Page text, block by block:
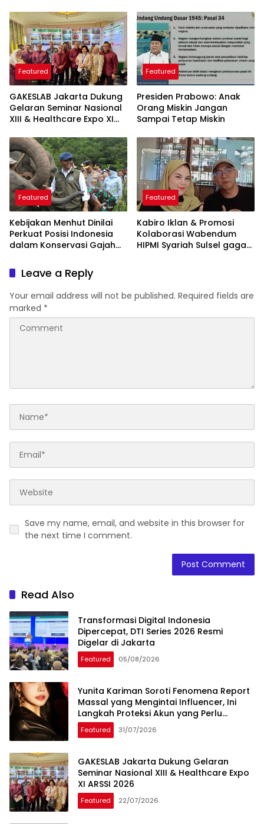
yang Perlu Diketahui
Featured
GAKESLAB Jakarta Dukung
Gelaran Seminar Nasional
XIII & Healthcare Expo XI
Featured
Presiden Prabowo: Anak
Orang Miskin Jangan
Sampai Tetap Miskin
Featured
Kebijakan Menhut Dinilai
Perkuat Posisi Indonesia
dalam Konservasi Gajah
Featured
Kabiro Iklan & Promosi
Kolaborasi Wabendum
HIPMI Syariah Sulsel gagas
Leave a Reply
Your email address will not be published. Required fields are
marked *
Save my name, email, and website in this browser for
the next time I comment.
Read Also
Transformasi Digital Indonesia
Dipercepat, DTI Series 2026 Resmi
Digelar di Jakarta
Featured 05/08/2026
Yunita Kariman Soroti Fenomena Report
Massal yang Mengintai Influencer, Ini
Langkah Proteksi Akun yang Perlu
Diketahui
Featured 31/07/2026
GAKESLAB Jakarta Dukung Gelaran
Seminar Nasional XIII & Healthcare Expo
XI ARSSI 2026
Featured 22/07/2026